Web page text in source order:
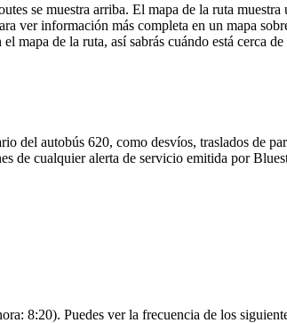
se muestra arriba. El mapa de la ruta muestra
ver información más completa en un mapa
mapa de la ruta, así sabrás cuándo está cerca
del autobús 620, como desvíos, traslados de
de cualquier alerta de servicio emitida por
8:20). Puedes ver la frecuencia de los